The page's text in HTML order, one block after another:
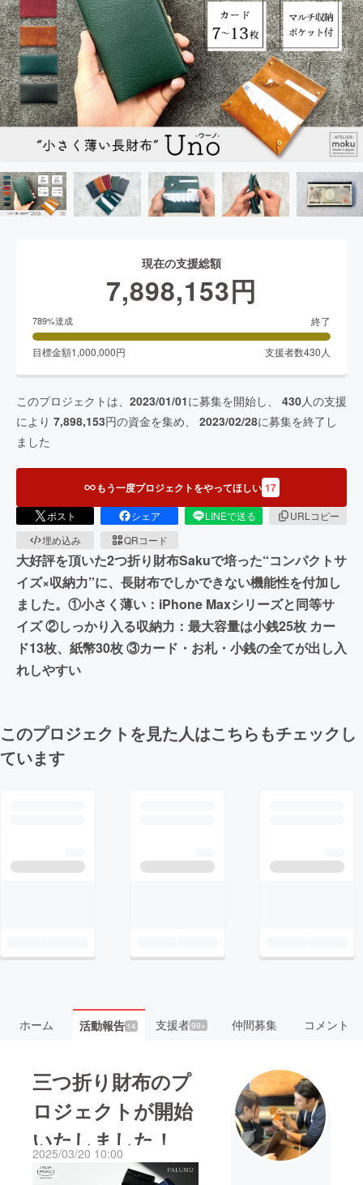
現在の支援総額
7,898,153円
789%達成 終了
目標金額1,000,000円 支援者数430 人
このプロジェクトは、 2023/01/01に募集を開始し、 430人の支援
により 7,898,153円の資金を集め、 2023/02/28に募集を終了し
ました
もう一度プロジェクトをやってほしい 17
ポスト シェア LINEで送る
URLコピー
埋め込み
QRコード
大好評を頂いた2つ折り財布Sakuで培った“コンパクトサ
イズ×収納力”に、長財布でしかできない機能性を付加し
ました。①小さく薄い：iPhone Maxシリーズと同等サ
イズ ②しっかり入る収納力：最大容量は小銭25枚 カー
ド13枚、紙幣30枚 ③カード・お札・小銭の全てが出し入
れしやすい
このプロジェクトを見た人はこちらもチェックし
ています
ホーム 活動報告14 支援者99+ 仲間募集 コメント
三つ折り財布のプ
ロジェクトが開始
いたしました！
2025/03/20 10:00